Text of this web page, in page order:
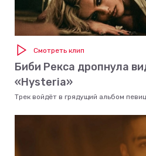
Смотреть клип
Биби Рекса дропнула
«Hysteria»
Трек войдёт в грядущий альбом